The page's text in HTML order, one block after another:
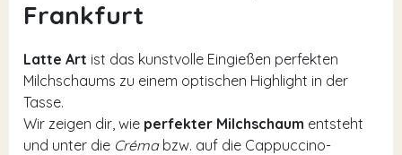
Frankfurt
Latte Art ist das kunstvolle Eingießen perfekten
Milchschaums zu einem optischen Highlight in der
Tasse.
Wir zeigen dir, wie perfekter Milchschaum entsteht
und unter die Crémabzw. auf die Cappuccino-